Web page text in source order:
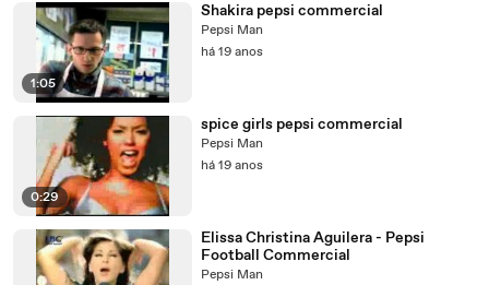
1:05
Shakira pepsi commercial
Pepsi Man
há 19 anos
0:29
spice girls pepsi commercial
Pepsi Man
há 19 anos
Elissa Christina Aguilera - Pepsi
Football Commercial
Pepsi Man